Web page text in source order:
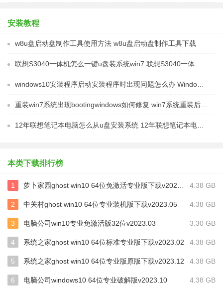
安装教程
w8u盘启动盘制作工具使用方法 w8u盘启动盘制作工具下载
本类下载排行榜
1 4.38 GB
2 中关村ghost win10 64位专业装机版下载v2023.05 4.38 GB
3 电脑公司win10专业免激活版32位v2023.03 3.30 GB
4 系统之家ghost win10 64位标准专业版下载v2023.02 4.38 GB
5 系统之家ghost win10 64位专业版原版下载v2023.12 4.38 GB
6 电脑公司windows10 64位专业破解版v2023.10 4.38 GB